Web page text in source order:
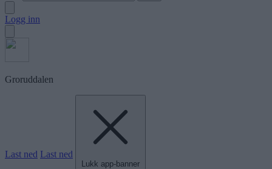
Logg inn
Groruddalen
Last ned Last ned
Lukk app-banner